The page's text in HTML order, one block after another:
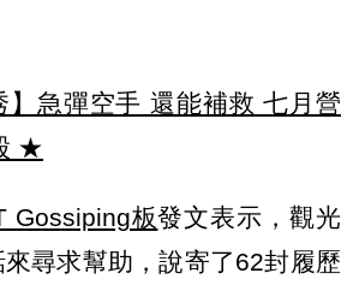
急彈空手 還能補救 七月營
★
Gossiping板發文表示，觀光
尋求幫助，說寄了62封履歷